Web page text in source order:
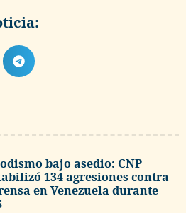
bajo asedio: CNP
134 agresiones contra
en Venezuela durante